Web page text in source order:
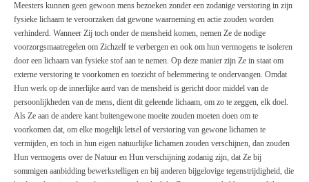
Meesters kunnen geen gewoon mens bezoeken zonder een zodanige verstoring in zijn
fysieke lichaam te veroorzaken dat gewone waarneming en actie zouden worden
verhinderd. Wanneer Zij toch onder de mensheid komen, nemen Ze de nodige
voorzorgsmaatregelen om Zichzelf te verbergen en ook om hun vermogens te isoleren
door een lichaam van fysieke stof aan te nemen. Op deze manier zijn Ze in staat om
externe verstoring te voorkomen en toezicht of belemmering te ondervangen. Omdat
Hun werk op de innerlijke aard van de mensheid is gericht door middel van de
persoonlijkheden van de mens, dient dit geleende lichaam, om zo te zeggen, elk doel.
Als Ze aan de andere kant buitengewone moeite zouden moeten doen om te
voorkomen dat, om elke mogelijk letsel of verstoring van gewone lichamen te
vermijden, en toch in hun eigen natuurlijke lichamen zouden verschijnen, dan zouden
Hun vermogens over de Natuur en Hun verschijning zodanig zijn, dat Ze bij
sommigen aanbidding bewerkstelligen en bij anderen bijgelovige tegenstrijdigheid, die